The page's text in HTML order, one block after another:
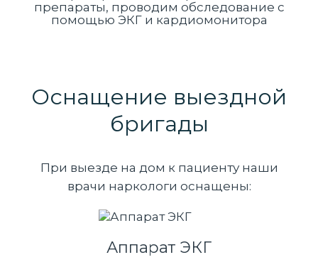
препараты, проводим обследование с
помощью ЭКГ и кардиомонитора
Оснащение выездной
бригады
При выезде на дом к пациенту наши
врачи наркологи оснащены:
Аппарат ЭКГ